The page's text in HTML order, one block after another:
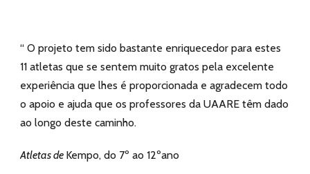
“ O projeto tem sido bastante enriquecedor para estes
11 atletas que se sentem muito gratos pela excelente
experiência que lhes é proporcionada e agradecem todo
o apoio e ajuda que os professores da UAARE têm dado
ao longo deste caminho.
Atletas de Kempo, do 7º ao 12ºano